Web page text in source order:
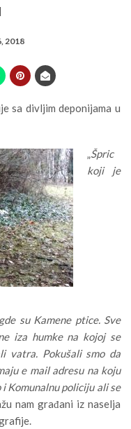
2018
sa divljim deponijama u
„Špric
koji je
su Kamene ptice. Sve
iza humke na kojoj se
vatra. Pokušali smo da
e mail adresu na koju
Komunalnu policiju ali se
nam građani iz naselja